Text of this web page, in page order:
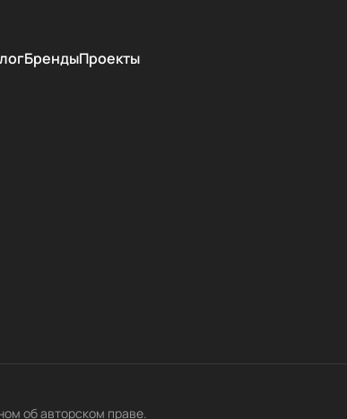
БрендыПроекты
об авторском праве.